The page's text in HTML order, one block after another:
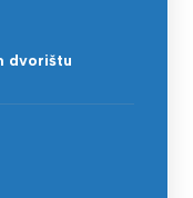
dvorištu